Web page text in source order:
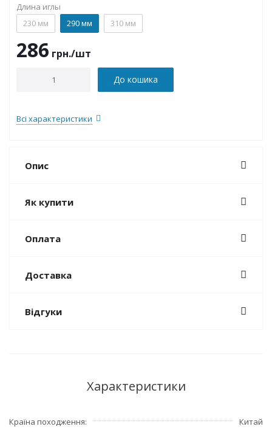
Длина иглы
230 мм
290 мм 310 мм
286 грн./шт
До кошика
Всі характеристики
Опис
Як купити
Оплата
Доставка
Відгуки
Характеристики
Країна походження
Китай